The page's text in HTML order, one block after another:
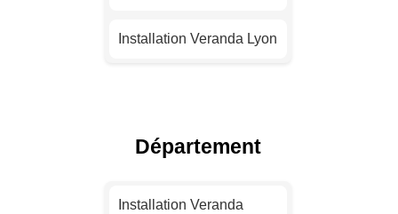
Installation Veranda Lyon
Installation Veranda Nice
Installation Veranda
Département
Installation Veranda